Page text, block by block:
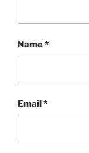
Name*
Email*